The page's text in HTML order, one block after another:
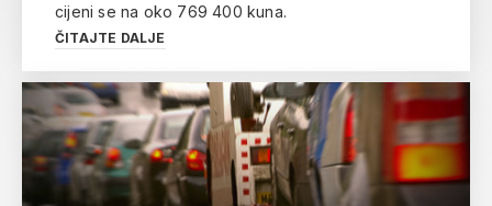
cijeni se na oko 769 400 kuna.
ČITAJTE DALJE